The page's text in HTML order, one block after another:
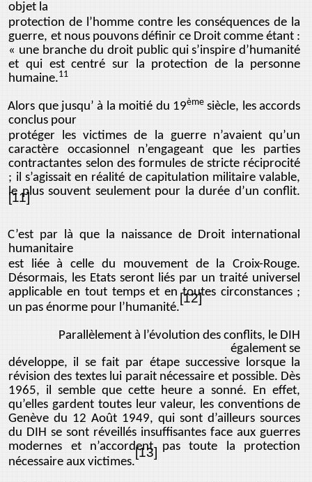
objet la
protection de l’homme contre les conséquences de la
guerre, et nous pouvons définir ce Droit comme étant :
« une branche du droit public qui s’inspire d’humanité
et qui est centré sur la protection de la personne
humaine.11
Alors que jusqu’ à la moitié du 19ème siècle, les accords
conclus pour
protéger les victimes de la guerre n’avaient qu’un
caractère occasionnel n’engageant que les parties
contractantes selon des formules de stricte réciprocité
; il s’agissait en réalité de capitulation militaire valable,
le plus souvent seulement pour la durée d’un conflit.
[11]
C’est par là que la naissance de Droit international
humanitaire
est liée à celle du mouvement de la Croix-Rouge.
Désormais, les Etats seront liés par un traité universel
applicable en tout temps et en toutes circonstances ;
un pas énorme pour l’humanité.
[12]
Parallèlement à l’évolution des conflits, le DIH
également se
développe, il se fait par étape successive lorsque la
révision des textes lui parait nécessaire et possible. Dès
1965, il semble que cette heure a sonné. En effet,
qu’elles gardent toutes leur valeur, les conventions de
Genève du 12 Août 1949, qui sont d’ailleurs sources
du DIH se sont réveillés insuffisantes face aux guerres
modernes et n’accordent pas toute la protection
nécessaire aux victimes.
[13]